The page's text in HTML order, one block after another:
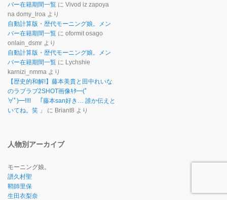
バー在籍期間一覧 に Vivod iz zapoya
na domy_lroa より
自動計算版・歴代モーニング娘。メン
バー在籍期間一覧 に oformit osago
onlain_dsmr より
自動計算版・歴代モーニング娘。メン
バー在籍期間一覧 に Lychshie
karnizi_nmma より
【歴史的和解!】藤本美貴と田中れいな
のラブラブ2SHOT画像ｷﾀ━(ﾟ
∀ﾟ)━!!!! 「藤本san好き… 誰か伝えと
いてね。笑 」
に Briant8 より
人物別アーカイブ
モーニング娘。
譜久村聖
鞘師里保
生田衣梨奈